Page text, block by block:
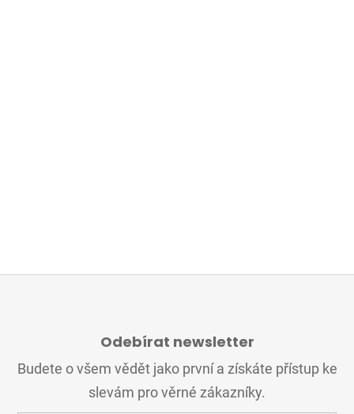
Odebírat newsletter
Budete o všem vědět jako první a získáte přístup ke
slevám pro věrné zákazníky.